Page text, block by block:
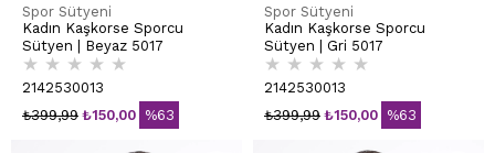
Spor Sütyeni
Kadın Kaşkorse Sporcu
Sütyen | Beyaz 5017
★ ★ ★ ★ ★
2142530013
₺150,00
₺399,99 %63
Spor Sütyeni
Kadın Kaşkorse Sporcu
Sütyen | Gri 5017
★ ★ ★ ★ ★
2142530013
₺150,00
₺399,99 %63